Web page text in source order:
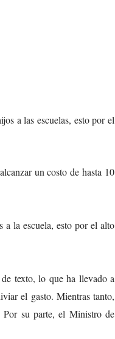
a las escuelas, esto por el
un costo de hasta 10
a la escuela, esto por el alto
texto, lo que ha llevado a
el gasto. Mientras tanto,
Por su parte, el Ministro de